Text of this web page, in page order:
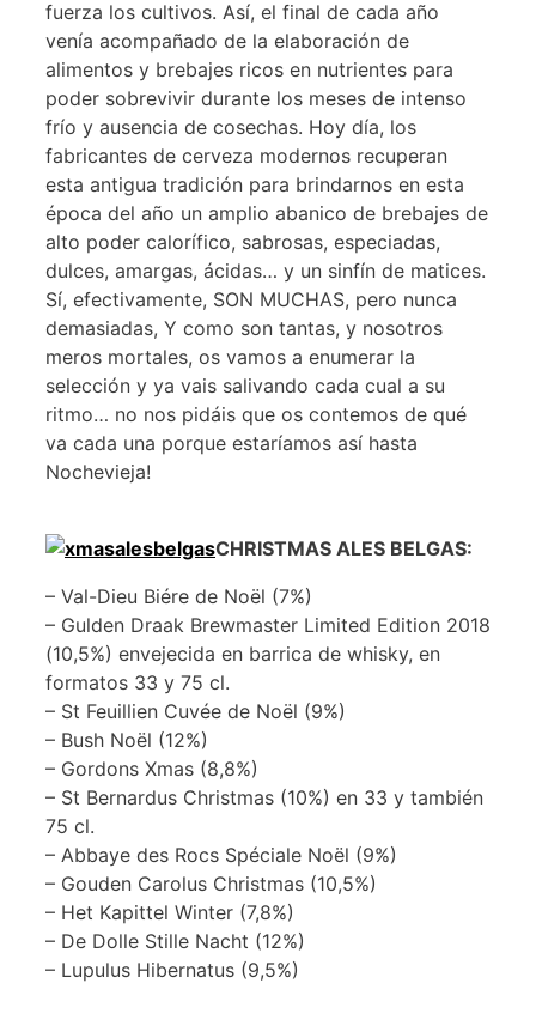
fuerza los cultivos. Así, el final de cada año
venía acompañado de la elaboración de
alimentos y brebajes ricos en nutrientes para
poder sobrevivir durante los meses de intenso
frío y ausencia de cosechas. Hoy día, los
fabricantes de cerveza modernos recuperan
esta antigua tradición para brindarnos en esta
época del año un amplio abanico de brebajes de
alto poder calorífico, sabrosas, especiadas,
dulces, amargas, ácidas… y un sinfín de matices.
Sí, efectivamente, SON MUCHAS, pero nunca
demasiadas, Y como son tantas, y nosotros
meros mortales, os vamos a enumerar la
selección y ya vais salivando cada cual a su
ritmo… no nos pidáis que os contemos de qué
va cada una porque estaríamos así hasta
Nochevieja!
CHRISTMAS ALES BELGAS:
– Val-Dieu Biére de Noël (7%)
– Gulden Draak Brewmaster Limited Edition 2018
(10,5%) envejecida en barrica de whisky, en
formatos 33 y 75 cl.
– St Feuillien Cuvée de Noël (9%)
– Bush Noël (12%)
– Gordons Xmas (8,8%)
– St Bernardus Christmas (10%) en 33 y también
75 cl.
– Abbaye des Rocs Spéciale Noël (9%)
– Gouden Carolus Christmas (10,5%)
– Het Kapittel Winter (7,8%)
– De Dolle Stille Nacht (12%)
– Lupulus Hibernatus (9,5%)